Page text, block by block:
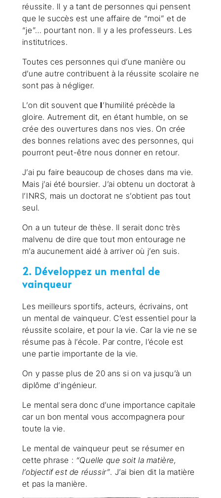
réussite. Il y a tant de personnes qui pensent
que le succès est une affaire de “moi” et de
“je”… pourtant non. Il y a les professeurs. Les
institutrices.
Toutes ces personnes qui d’une manière ou
d’une autre contribuent à la réussite scolaire ne
sont pas à négliger.
L’on dit souvent quel’humilité précède la
gloire. Autrement dit, en étant humble, on se
crée des ouvertures dans nos vies. On crée
des bonnes relations avec des personnes, qui
pourront peut-être nous donner en retour.
J’ai pu faire beaucoup de choses dans ma vie.
Mais j’ai été boursier. J’ai obtenu un doctorat à
l’INRS, mais un doctorat ne s’obtient pas tout
seul.
On a un tuteur de thèse. Il serait donc très
malvenu de dire que tout mon entourage ne
m’a aucunement aidé à arriver où j’en suis.
2. Développez un mental de
vainqueur
Les meilleurs sportifs, acteurs, écrivains, ont
un mental de vainqueur. C’est essentiel pour la
réussite scolaire, et pour la vie. Car la vie ne se
résume pas à l’école. Par contre, l’école est
une partie importante de la vie.
On y passe plus de 20 ans si on va jusqu’à un
diplôme d’ingénieur.
Le mental sera donc d’une importance capitale
car un bon mental vous accompagnera pour
toute la vie.
Le mental de vainqueur peut se résumer en
cette phrase : “Quelle que soit la matière,
l’objectif est de réussir”. J’ai bien dit la matière
et pas la manière.